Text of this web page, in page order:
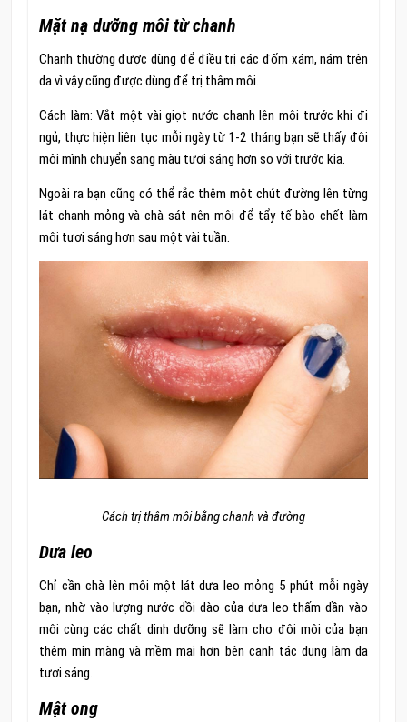
Mặt nạ dưỡng môi từ chanh
Chanh thường được dùng để điều trị các đốm xám, nám trên
da vì vậy cũng được dùng để trị thâm môi.
Cách làm: Vắt một vài giọt nước chanh lên môi trước khi đi
ngủ, thực hiện liên tục mỗi ngày từ 1-2 tháng bạn sẽ thấy đôi
môi mình chuyển sang màu tươi sáng hơn so với trước kia.
Ngoài ra bạn cũng có thể rắc thêm một chút đường lên từng
lát chanh mỏng và chà sát nên môi để tẩy tế bào chết làm
môi tươi sáng hơn sau một vài tuần.
Cách trị thâm môi bằng chanh và đường
Dưa leo
Chỉ cần chà lên môi một lát dưa leo mỏng 5 phút mỗi ngày
bạn, nhờ vào lượng nước dồi dào của dưa leo thấm dần vào
môi cùng các chất dinh dưỡng sẽ làm cho đôi môi của bạn
thêm mịn màng và mềm mại hơn bên cạnh tác dụng làm da
tươi sáng.
Mật ong